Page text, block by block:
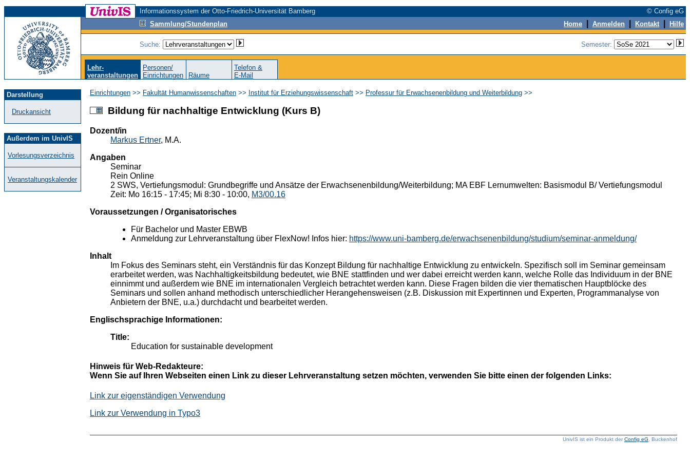
Informationssystem der Otto-Friedrich-Universität Bamberg
© Config eG
Sammlung/Stundenplan
Home Anmelden Kontakt Hilfe
Suche: Semester:
Lehr-
veranstaltungen
Personen/
Einrichtungen
Räume
Telefon &
E-Mail
Darstellung
Druckansicht
Außerdem im UnivIS
Vorlesungsverzeichnis
Veranstaltungskalender
Einrichtungen >> Fakultät Humanwissenschaften >> Institut für Erziehungswissenschaft >> Professur für Erwachsenenbildung und Weiterbildung >>
Bildung für nachhaltige Entwicklung (Kurs B)
Dozent/in
Markus Ertner, M.A.
Angaben
Seminar
Rein Online
2 SWS, Vertiefungsmodul: Grundbegriffe und Ansätze der Erwachsenenbildung/Weiterbildung; MA EBF Lernumwelten: Basismodul B/ Vertiefungsmodul
Zeit: Mo 16:15 - 17:45; Mi 8:30 - 10:00, M3/00.16
Voraussetzungen / Organisatorisches
Für Bachelor und Master EBWB
Anmeldung zur Lehrveranstaltung über FlexNow! Infos hier: https://www.uni-bamberg.de/erwachsenenbildung/studium/seminar-anmeldung/
Inhalt
Im Fokus des Seminars steht, ein Verständnis für das Konzept Bildung für nachhaltige Entwicklung zu entwickeln. Spezifisch soll im Seminar gemeinsam
erarbeitet werden, was Nachhaltigkeitsbildung bedeutet, wie BNE stattfinden und wer dabei erreicht werden kann, welche Rolle das Individuum in der BNE
einnimmt und außerdem wie BNE im internationalen Vergleich betrachtet werden kann. Diese Fragen bilden die vier thematischen Hauptblöcke des
Seminars und sollen anhand methodisch unterschiedlicher Herangehensweisen (z.B. Diskussion mit Expertinnen und Experten, Programmanalyse von
Anbietern der BNE, u.a.) durchdacht und bearbeitet werden.
Englischsprachige Informationen:
Title:
Education for sustainable development
Hinweis für Web-Redakteure:
Wenn Sie auf Ihren Webseiten einen Link zu dieser Lehrveranstaltung setzen möchten, verwenden Sie bitte einen der folgenden Links:
Link zur eigenständigen Verwendung
Link zur Verwendung in Typo3
UnivIS ist ein Produkt derConfig eG , Buckenhof